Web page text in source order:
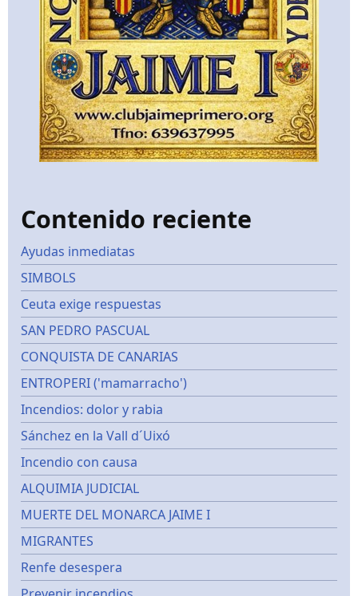
Contenido reciente
Ayudas inmediatas
SIMBOLS
Ceuta exige respuestas
SAN PEDRO PASCUAL
CONQUISTA DE CANARIAS
ENTROPERI ('mamarracho')
Incendios: dolor y rabia
Sánchez en la Vall d´Uixó
Incendio con causa
ALQUIMIA JUDICIAL
MUERTE DEL MONARCA JAIME I
MIGRANTES
Renfe desespera